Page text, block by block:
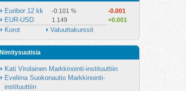
Euribor 12 kk -0.101 % -0.001
EUR-USD 1.149 +0.001
Korot Valuuttakurssit
Nimitysuutisia
Kati Virolainen Markkinointi-instituuttiin
Eveliina Suokonautio Markkinointi-
instituuttiin